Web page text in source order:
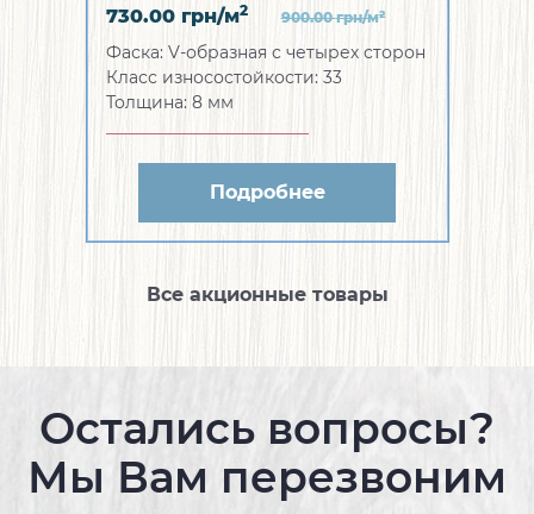
730.00 грн/м2 900.00грн/м2
Фаска: V-образная с четырех сторон
Класс износостойкости: 33
Толщина: 8 мм
Подробнее
Все акционные товары
Остались вопросы?
Мы Вам перезвоним